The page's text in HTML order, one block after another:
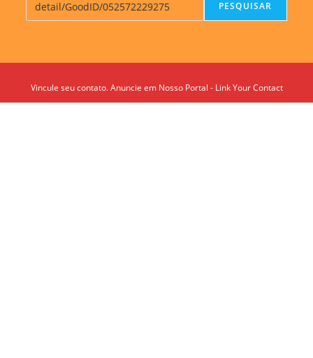
PESQUISAR
Vincule seu contato. Anuncie em Nosso Portal - Link Your Contact